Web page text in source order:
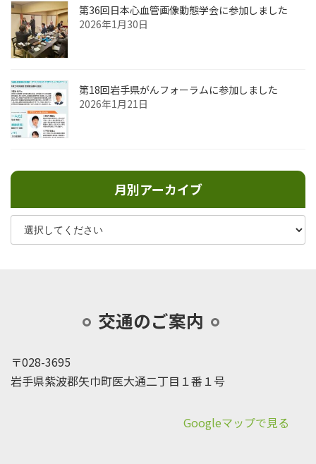
第36回日本心血管画像動態学会に参加しました
2026年1月30日
第18回岩手県がんフォーラムに参加しました
2026年1月21日
月別アーカイブ
交通のご案内
〒028-3695
岩手県紫波郡矢巾町医大通二丁目１番１号
Googleマップで見る